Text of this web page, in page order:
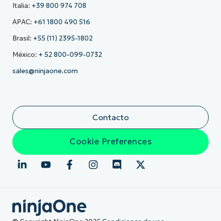
Italia: +39 800 974 708
APAC: +61 1800 490 516
Brasil: +55 (11) 2395-1802
México: + 52 800-099-0732
sales@ninjaone.com
Contacto
Cookie Preferences